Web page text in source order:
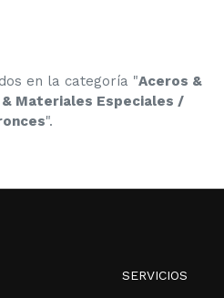
en la categoría "Aceros &
Materiales Especiales /
".
SERVICIOS